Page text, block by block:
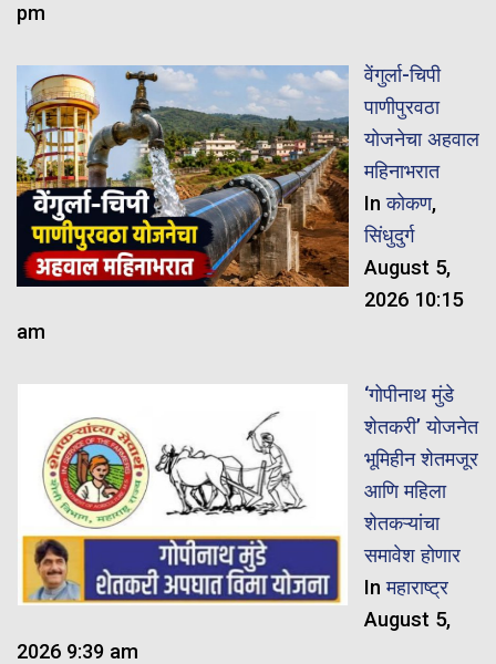
pm
वेंगुर्ला-चिपी
पाणीपुरवठा
योजनेचा अहवाल
महिनाभरात
Inकोकण,
सिंधुदुर्ग
August 5,
2026 10:15
am
‘गोपीनाथ मुंडे
शेतकरी’ योजनेत
भूमिहीन शेतमजूर
आणि महिला
शेतकऱ्यांचा
समावेश होणार
Inमहाराष्ट्र
August 5,
2026 9:39 am